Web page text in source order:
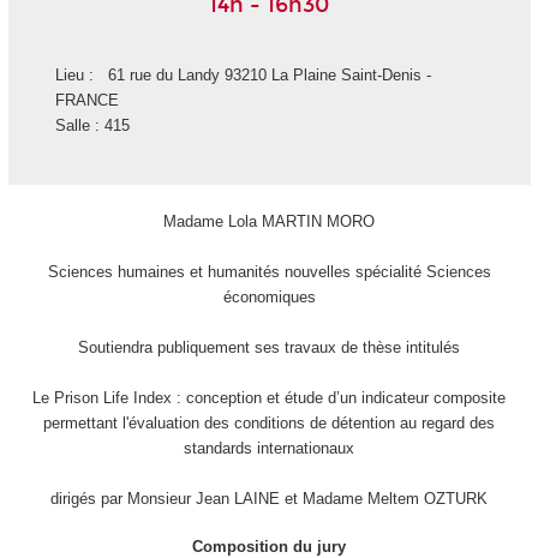
Lieu : 61 rue du Landy 93210 La Plaine Saint-Denis -
FRANCE
Salle : 415
Madame Lola MARTIN MORO
Sciences humaines et humanités nouvelles spécialité Sciences
économiques
Soutiendra publiquement ses travaux de thèse intitulés
Le Prison Life Index : conception et étude d’un indicateur composite
permettant l'évaluation des conditions de détention au regard des
standards internationaux
dirigés par Monsieur Jean LAINE et Madame Meltem OZTURK
Composition du jury